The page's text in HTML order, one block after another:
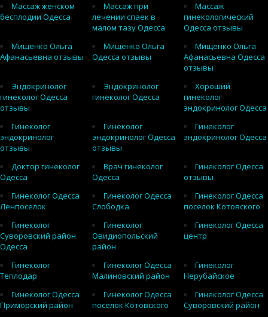
Массаж женском
бесплодии Одесса
Массаж при
лечении спаек в
малом тазу Одесса
Массаж
гинекологический
Одесса отзывы
Мищенко Ольга
Афанасьевна отзывы
Мищенко Ольга
Одесса отзывы
Мищенко Ольга
Афанасьевна Одесса
отзывы
Эндокринолог
гинеколог Одесса
отзывы
Эндокринолог
гинеколог Одесса
Хороший
гинеколог
эндокринолог Одесса
Гинеколог
эндокринолог
отзывы
Гинеколог
эндокринолог Одесса
отзывы
Гинеколог
эндокринолог Одесса
Доктор гинеколог
Одесса
Врач гинеколог
Одесса
Гинеколог Одесса
отзывы
Гинеколог Одесса
Ленпоселок
Гинеколог Одесса
Слободка
Гинеколог Одесса
поселок Котовского
Гинеколог
Суворовский район
Одесса
Гинеколог
Овидиопольский
район
Гинеколог Одесса
центр
Гинеколог
Теплодар
Гинеколог Одесса
Малиновский район
Гинеколог
Нерубайское
Гинеколог Одесса
Приморский район
Гинеколог Одесса
поселок Котовского
Гинеколог Одесса
Суворовский район